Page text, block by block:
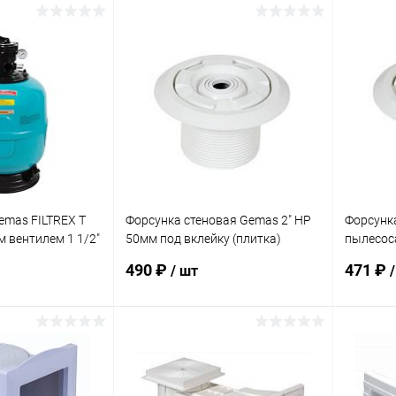
В избранное
К сравнению Под заказ
В
К
FILTREX T
вентилем 1 1/2"
Форсунка стеновая Gemas 2" НР
50мм под вклейку (плитка)
490 ₽ / шт
В избранное
471 ₽
В